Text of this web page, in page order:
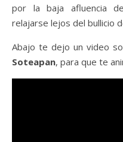
por la baja afluencia
relajarse lejos del bullicio
Abajo te dejo un video
Soteapan, para que te